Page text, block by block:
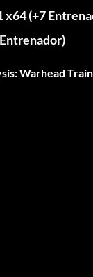
x64 (+7
Warhead